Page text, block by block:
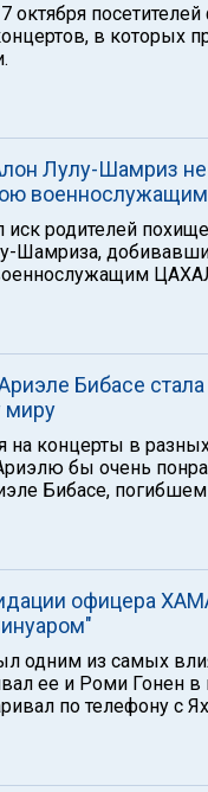
посетителей
в которых
Лулу-Шамриз
военнослужащим
родителей
Шамриза,
Бибасе
миру
концерты в разных
бы очень
Бибасе,
офицера
одним из самых
ее и Роми Гонен в
по телефону с